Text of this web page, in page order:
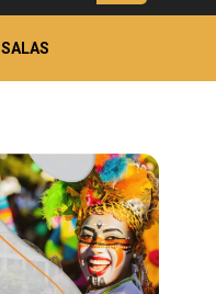
SALAS